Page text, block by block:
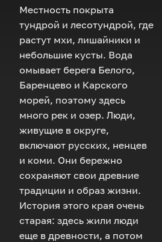
Местность покрыта
тундрой и лесотундрой, где
растут мхи, лишайники и
небольшие кусты. Вода
омывает берега Белого,
Баренцево и Карского
морей, поэтому здесь
много рек и озер. Люди,
живущие в округе,
включают русских, ненцев
и коми. Они бережно
сохраняют свои древние
традиции и образ жизни.
История этого края очень
старая: здесь жили люди
еще в древности, а потом